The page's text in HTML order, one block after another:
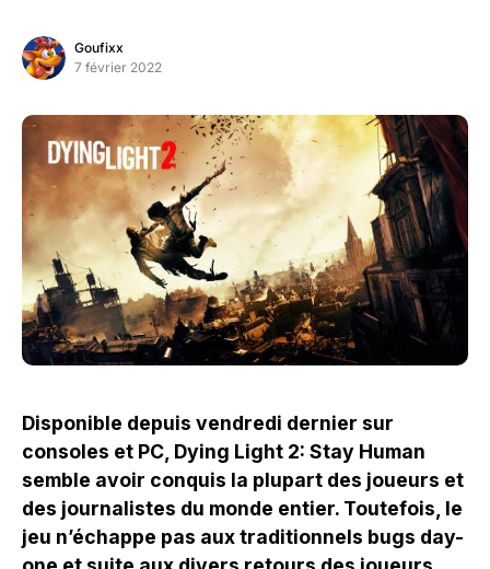
Goufixx
7 février 2022
Disponible depuis vendredi dernier sur
consoles et PC, Dying Light 2: Stay Human
semble avoir conquis la plupart des joueurs et
des journalistes du monde entier. Toutefois, le
jeu n’échappe pas aux traditionnels bugs day-